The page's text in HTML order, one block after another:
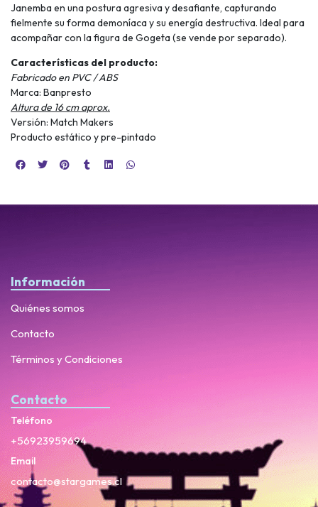
Janemba en una postura agresiva y desafiante, capturando
fielmente su forma demoníaca y su energía destructiva. Ideal para
acompañar con la figura de Gogeta (se vende por separado).
Características del producto:
Fabricado en PVC / ABS
Marca: Banpresto
Altura de 16 cm aprox.
Versión: Match Makers
Producto estático y pre-pintado
Información
Quiénes somos
Contacto
Términos y Condiciones
Contacto
Teléfono
+56923959694
Email
contacto@stargames.cl